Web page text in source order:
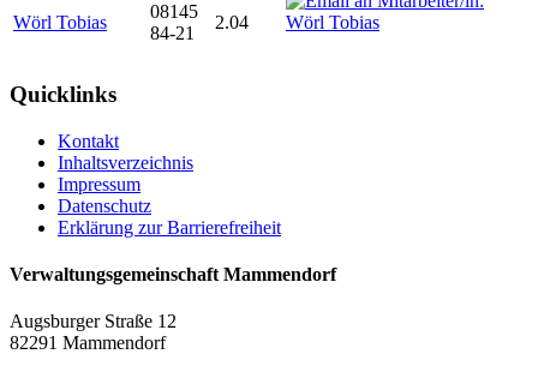
Wörl Tobias
08145
84-21
2.04
Quicklinks
Kontakt
Inhaltsverzeichnis
Impressum
Datenschutz
Erklärung zur Barrierefreiheit
Verwaltungsgemeinschaft Mammendorf
Augsburger Straße 12
82291 Mammendorf